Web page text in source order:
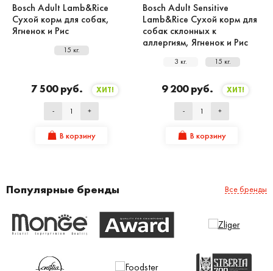
Bosch Adult Lamb&Rice
Сухой корм для собак,
Ягненок и Рис
15 кг.
7 500 руб. ХИТ!
- +
В корзину
Bosch Adult Sensitive
Lamb&Rice Сухой корм для
собак склонных к
аллергиям, Ягненок и Рис
3 кг. 15 кг.
9 200 руб. ХИТ!
- +
В корзину
Популярные бренды Все бренды